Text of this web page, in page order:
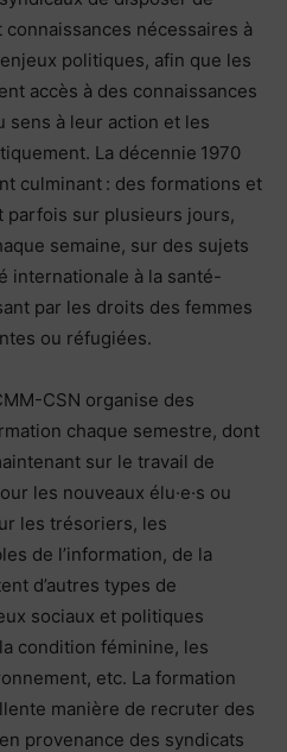
nécessaires à
politiques, afin que les
accès à des connaissances
sens à leur action et les
La décennie 1970
culminant : des formations et
parfois sur plusieurs jours,
semaine, sur des sujets
internationale à la santé-
par les droits des femmes
ou réfugiées.
CSN organise des
chaque semestre, dont
sur le travail de
les nouveaux élu·e·s ou
les trésoriers, les
de l’information, de la
d’autres types de
sociaux et politiques
condition féminine, les
etc. La formation
manière de recruter des
provenance des syndicats